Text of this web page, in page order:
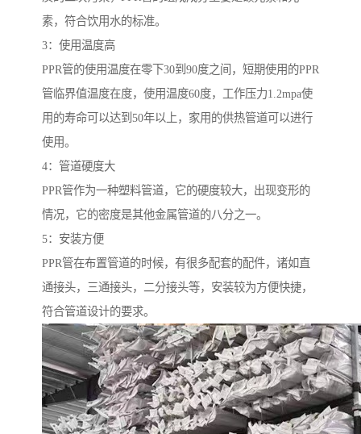
素，符合饮用水的标准。
3：使用温度高
PPR管的使用温度在零下30到90度之间，短期使用的PPR
管临界值温度在度，使用温度60度，工作压力1.2mpa使
用的寿命可以达到50年以上，家用的供热管道可以进行
使用。
4：管道硬度大
PPR管作为一种塑料管道，它的硬度较大，出现变形的
情况，它的密度是其他金属管道的八分之一。
5：安装方便
PPR管在布置管道的时候，有很多配套的配件，诸如直
通接头，三通接头，二分接头等，安装较为方便快捷，
符合管道设计的要求。